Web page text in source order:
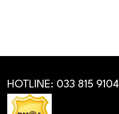
HOTLINE: 033 815 9104